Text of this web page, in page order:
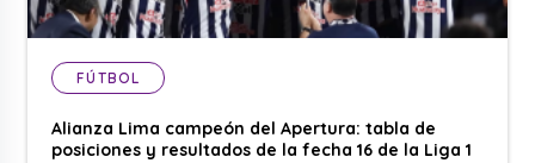
FÚTBOL
Alianza Lima campeón del Apertura: tabla de
posiciones y resultados de la fecha 16 de la Liga 1